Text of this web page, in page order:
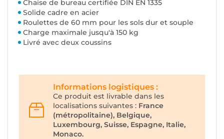
Chaise de bureau certifiée DIN EN 1335
Solide cadre en acier
Roulettes de 60 mm pour les sols dur et souple
Charge maximale jusqu'à 150 kg
Livré avec deux coussins
Informations logistiques :
Ce produit est livrable dans les
localisations suivantes : France
(métropolitaine), Belgique,
Luxembourg, Suisse, Espagne, Italie,
Monaco.